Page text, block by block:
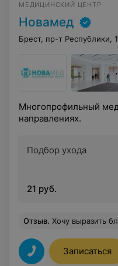
МЕДИЦИНСКИЙ ЦЕНТР
Новамед
Брест, пр-т Республики, 1
Многопрофильный
направлениях.
Подбор ухода
21 руб.
Отзыв. Хочу выразить благодарность врачу-ортопеду Утешеву Е.В., замечательный доктор и человек! Профессионально,
Записаться